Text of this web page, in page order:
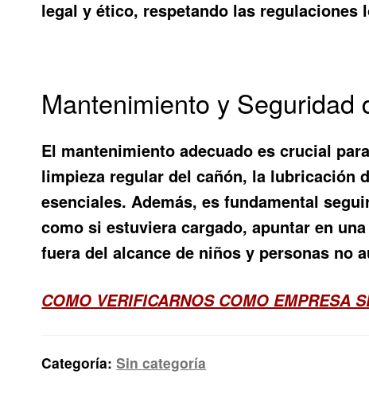
legal y ético, respetando las regulaciones
Mantenimiento y Seguridad
El mantenimiento adecuado es crucial
limpieza regular del cañón, la lubricación
esenciales. Además, es fundamental
como si estuviera cargado, apuntar en
fuera del alcance de niños y personas no
COMO VERIFICARNOS COMO EMPRESA
Categoría:Sin categoría